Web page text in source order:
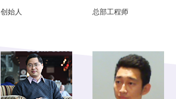
创始人
总部工程师